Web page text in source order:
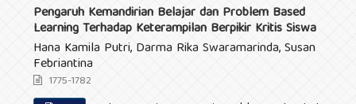
Pengaruh Kemandirian Belajar dan Problem Based
Learning Terhadap Keterampilan Berpikir Kritis Siswa
Hana Kamila Putri, Darma Rika Swaramarinda, Susan
Febriantina
1775-1782